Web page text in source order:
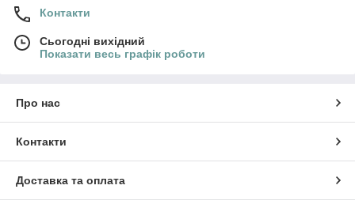
Контакти
Сьогодні вихідний
Показати весь графік роботи
Про нас
Контакти
Доставка та оплата